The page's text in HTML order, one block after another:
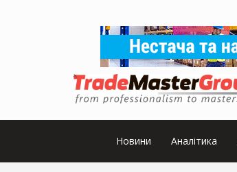
Новини Аналітика